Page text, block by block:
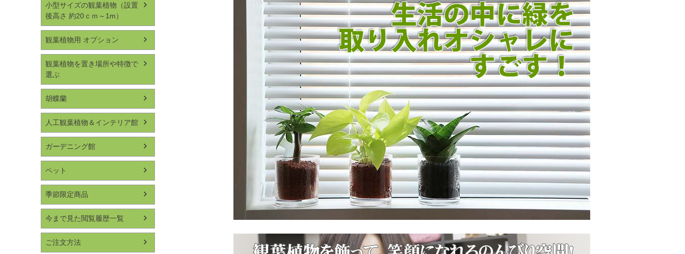
小型サイズの観葉植物（設置
後高さ 約20ｃｍ～1m）
観葉植物用 オプション
観葉植物を置き場所や特徴で
選ぶ
胡蝶蘭
人工観葉植物＆インテリア館
ガーデニング館
ペット
季節限定商品
今まで見た閲覧履歴一覧
ご注文方法